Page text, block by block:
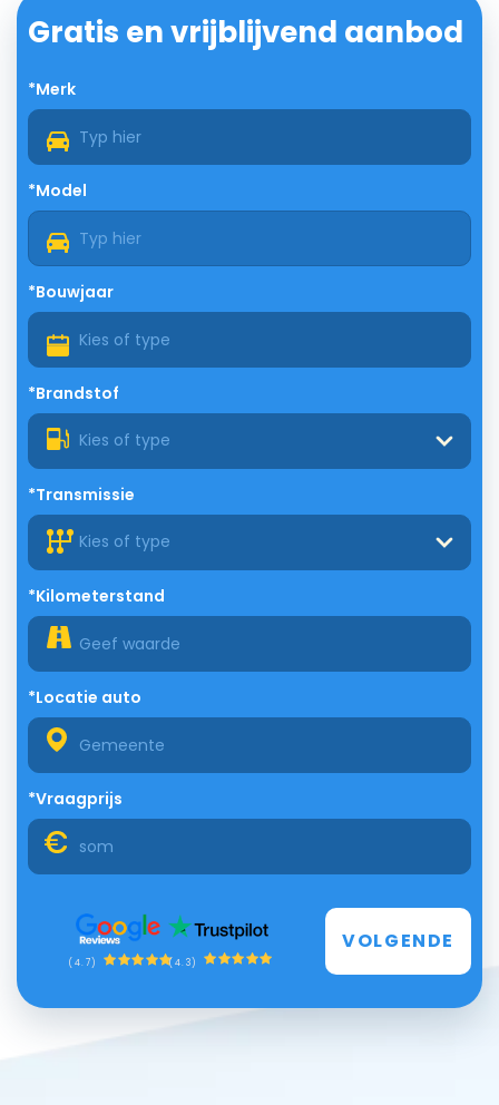
Gratis en vrijblijvend aanbod
*Merk
*Model
*Bouwjaar
*Brandstof
Kies of type
*Transmissie
Kies of type
*Kilometerstand
*Locatie auto
*Vraagprijs
(4.7) (4.3)
VOLGENDE